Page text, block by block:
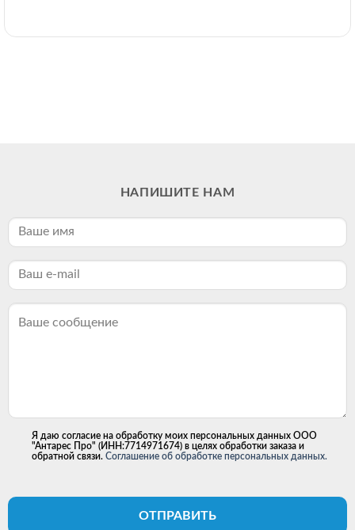
НАПИШИТЕ НАМ
Я даю согласие на обработку моих персональных данных ООО
"Антарес Про" (ИНН:7714971674) в целях обработки заказа и
обратной связи. Соглашение об обработке персональных данных.
ОТПРАВИТЬ